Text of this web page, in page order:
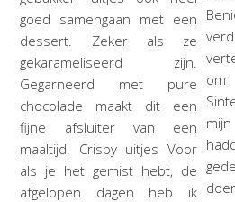
goed samengaan met een
dessert. Zeker als ze
gekarameliseerd zijn.
Gegarneerd met pure
chocolade maakt dit een
fijne afsluiter van een
maaltijd. Crispy uitjes Voor
als je het gemist hebt, de
afgelopen dagen heb ik